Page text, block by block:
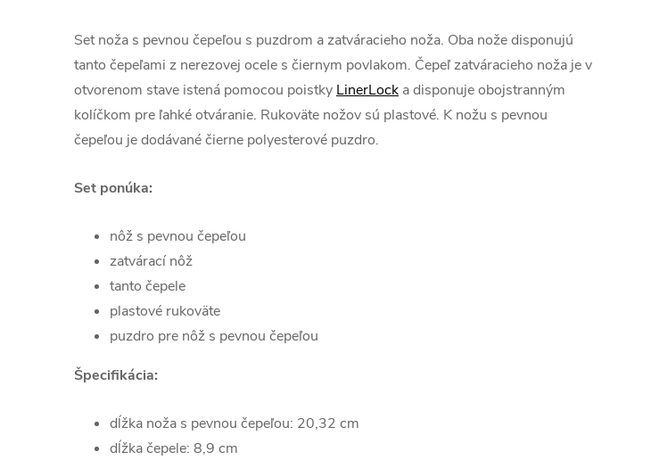
Set noža s pevnou čepeľou s puzdrom a zatváracieho noža. Oba nože disponujú
tanto čepeľami z nerezovej ocele s čiernym povlakom. Čepeľ zatváracieho noža je v
otvorenom stave istená pomocou poistky LinerLock a disponuje obojstranným
kolíčkom pre ľahké otváranie. Rukoväte nožov sú plastové. K nožu s pevnou
čepeľou je dodávané čierne polyesterové puzdro.
Set ponúka:
nôž s pevnou čepeľou
zatvárací nôž
tanto čepele
plastové rukoväte
puzdro pre nôž s pevnou čepeľou
Špecifikácia:
dĺžka noža s pevnou čepeľou: 20,32 cm
dĺžka čepele: 8,9 cm